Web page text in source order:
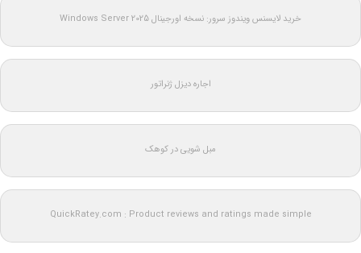
خرید لایسنس ویندوز سرور: نسخه اورجینال Windows Server 2025
اجاره دیزل ژنراتور
مبل شویی در کوهک
QuickRatey.com : Product reviews and ratings made simple